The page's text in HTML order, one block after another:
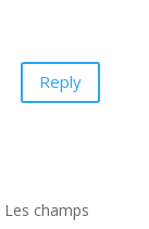
Reply
Les champs